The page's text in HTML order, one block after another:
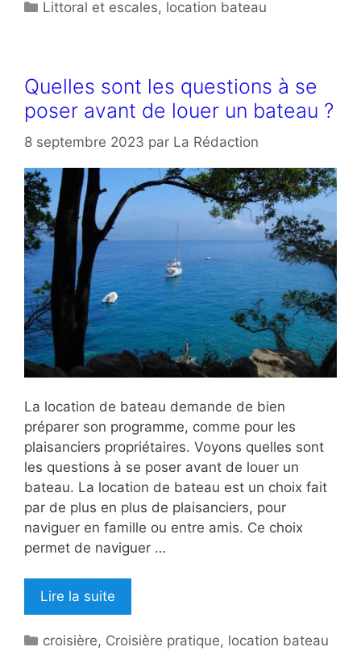
Catégories
Littoral et escales, location bateau
Quelles sont les questions à se
poser avant de louer un bateau ?
8 septembre 2023 par La Rédaction
La location de bateau demande de bien
préparer son programme, comme pour les
plaisanciers propriétaires. Voyons quelles sont
les questions à se poser avant de louer un
bateau. La location de bateau est un choix fait
par de plus en plus de plaisanciers, pour
naviguer en famille ou entre amis. Ce choix
permet de naviguer …
Lire la suite
Catégories
croisière, Croisière pratique, location bateau